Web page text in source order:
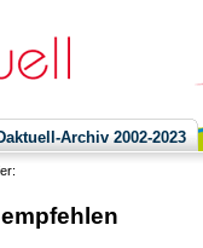
Archiv 2002-2023